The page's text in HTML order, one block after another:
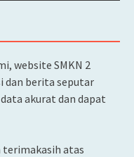
website SMKN 2
dan berita seputar
akurat dan dapat
terimakasih atas